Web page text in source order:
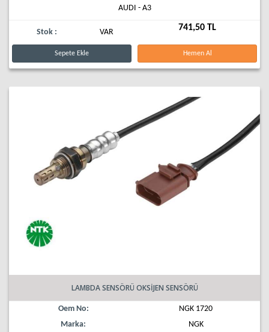
AUDI - A3
Stok : VAR 741,50 TL
Sepete Ekle Hemen Al
LAMBDA SENSÖRÜ OKSİJEN SENSÖRÜ
Oem No:
NGK 1720
Marka:
NGK